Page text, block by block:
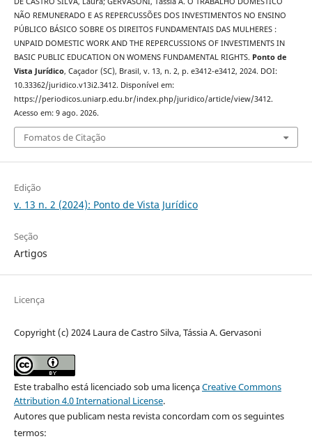
NÃO REMUNERADO E AS REPERCUSSÕES DOS INVESTIMENTOS NO ENSINO
PÚBLICO BÁSICO SOBRE OS DIREITOS FUNDAMENTAIS DAS MULHERES :
UNPAID DOMESTIC WORK AND THE REPERCUSSIONS OF INVESTIMENTS IN
BASIC PUBLIC EDUCATION ON WOMENS FUNDAMENTAL RIGHTS. Ponto de
Vista Jurídico, Caçador (SC), Brasil, v. 13, n. 2, p. e3412-e3412, 2024. DOI:
10.33362/juridico.v13i2.3412. Disponível em:
https://periodicos.uniarp.edu.br/index.php/juridico/article/view/3412.
Acesso em: 9 ago. 2026.
Fomatos de Citação
Edição
v. 13 n. 2 (2024): Ponto de Vista Jurídico
Seção
Artigos
Licença
Copyright (c) 2024 Laura de Castro Silva, Tássia A. Gervasoni
Este trabalho está licenciado sob uma licençaCreative Commons
Attribution 4.0 International License.
Autores que publicam nesta revista concordam com os seguintes
termos: